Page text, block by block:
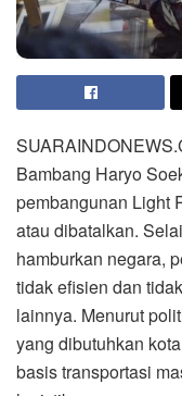
Bambang Haryo
pembangunan Light
atau dibatalkan.
hamburkan negara,
tidak efisien dan
lainnya. Menurut
yang dibutuhkan
basis transportasi